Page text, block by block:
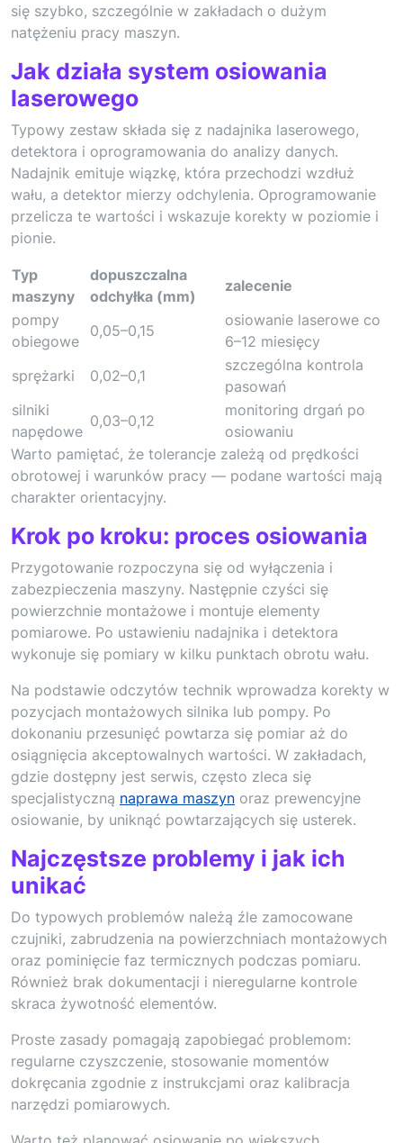
się szybko, szczególnie w zakładach o dużym
natężeniu pracy maszyn.
Jak działa system osiowania
laserowego
Typowy zestaw składa się z nadajnika laserowego,
detektora i oprogramowania do analizy danych.
Nadajnik emituje wiązkę, która przechodzi wzdłuż
wału, a detektor mierzy odchylenia. Oprogramowanie
przelicza te wartości i wskazuje korekty w poziomie i
pionie.
Typ
maszyny
dopuszczalna
odchyłka (mm)
zalecenie
pompy
obiegowe
0,05–0,15
osiowanie laserowe co
6–12 miesięcy
sprężarki
0,02–0,1
szczególna kontrola
pasowań
silniki
napędowe
0,03–0,12
monitoring drgań po
osiowaniu
Warto pamiętać, że tolerancje zależą od prędkości
obrotowej i warunków pracy — podane wartości mają
charakter orientacyjny.
Krok po kroku: proces osiowania
Przygotowanie rozpoczyna się od wyłączenia i
zabezpieczenia maszyny. Następnie czyści się
powierzchnie montażowe i montuje elementy
pomiarowe. Po ustawieniu nadajnika i detektora
wykonuje się pomiary w kilku punktach obrotu wału.
Na podstawie odczytów technik wprowadza korekty w
pozycjach montażowych silnika lub pompy. Po
dokonaniu przesunięć powtarza się pomiar aż do
osiągnięcia akceptowalnych wartości. W zakładach,
gdzie dostępny jest serwis, często zleca się
specjalistyczną naprawa maszyn oraz prewencyjne
osiowanie, by uniknąć powtarzających się usterek.
Najczęstsze problemy i jak ich
unikać
Do typowych problemów należą źle zamocowane
czujniki, zabrudzenia na powierzchniach montażowych
oraz pominięcie faz termicznych podczas pomiaru.
Również brak dokumentacji i nieregularne kontrole
skraca żywotność elementów.
Proste zasady pomagają zapobiegać problemom:
regularne czyszczenie, stosowanie momentów
dokręcania zgodnie z instrukcjami oraz kalibracja
narzędzi pomiarowych.